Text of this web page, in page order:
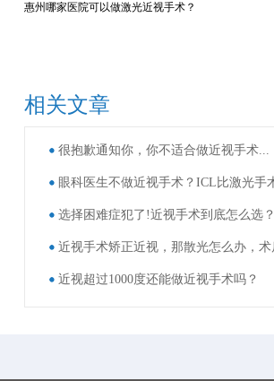
惠州哪家医院可以做激光近视手术？
相关文章
很抱歉通知你，你不适合做近视手术...
选择困难症犯了!近视手术到底怎么选？
近视超过1000度还能做近视手术吗？